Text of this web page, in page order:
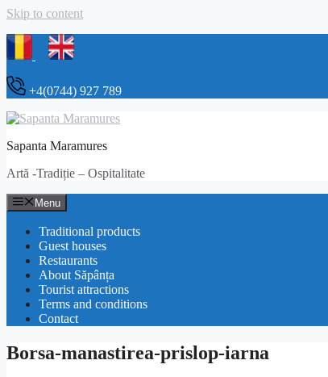
Skip to content
+4(0744) 927 789
Sapanta Maramures
Artă -Tradiție – Ospitalitate
Menu
Traditional products
Guest houses
Restaurants
About Săpânța
Tourist attractions
Terms and conditions
Contact
Borsa-manastirea-prislop-iarna